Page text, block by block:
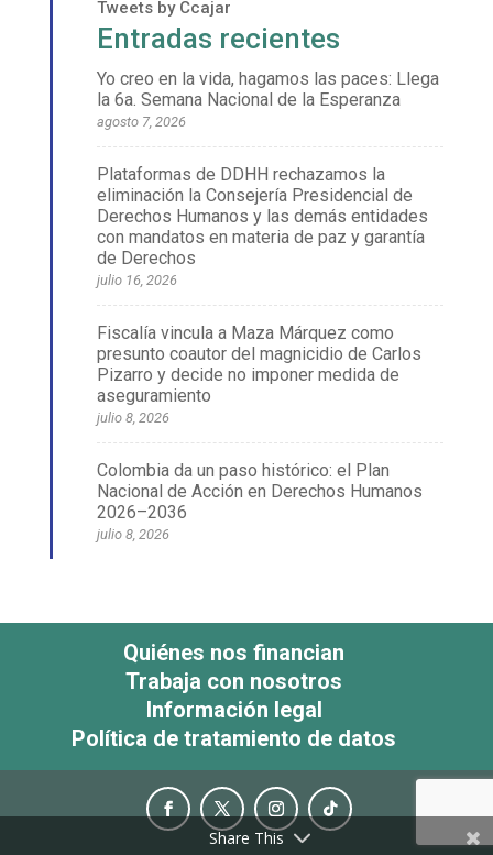
Tweets by Ccajar
Entradas recientes
Yo creo en la vida, hagamos las paces: Llega
la 6a. Semana Nacional de la Esperanza
agosto 7, 2026
Plataformas de DDHH rechazamos la
eliminación la Consejería Presidencial de
Derechos Humanos y las demás entidades
con mandatos en materia de paz y garantía
de Derechos
julio 16, 2026
Fiscalía vincula a Maza Márquez como
presunto coautor del magnicidio de Carlos
Pizarro y decide no imponer medida de
aseguramiento
julio 8, 2026
Colombia da un paso histórico: el Plan
Nacional de Acción en Derechos Humanos
2026–2036
julio 8, 2026
Quiénes nos financian
Trabaja con nosotros
Información legal
Política de tratamiento de datos
Share This